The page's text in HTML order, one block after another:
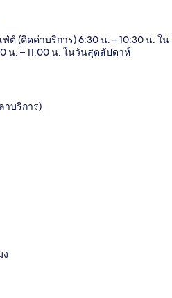
ต์ (คิดค่าบริการ) 6:30 น. – 10:30 น. ใน
น. – 11:00 น. ในวันสุดสัปดาห์
าบริการ)
ง